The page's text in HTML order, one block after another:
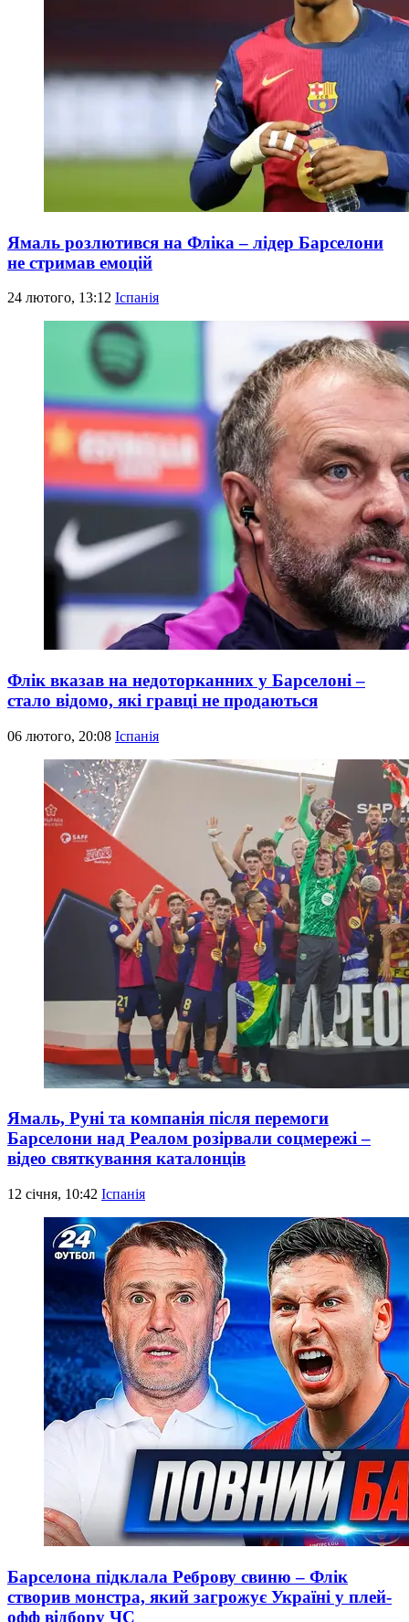
Ямаль розлютився на Фліка – лідер Барселони
не стримав емоцій
24 лютого, 13:12 Іспанія
Флік вказав на недоторканних у Барселоні –
стало відомо, які гравці не продаються
06 лютого, 20:08 Іспанія
Ямаль, Руні та компанія після перемоги
Барселони над Реалом розірвали соцмережі –
відео святкування каталонців
12 січня, 10:42 Іспанія
Барселона підклала Реброву свиню – Флік
створив монстра, який загрожує Україні у плей-
офф відбору ЧС